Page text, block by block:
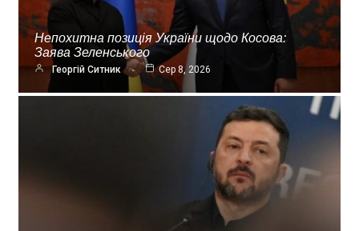
Непохитна позиція України щодо Косова:
Заява Зеленського
Георгій Ситник Сер 8, 2026